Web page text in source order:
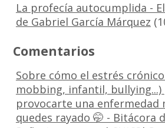
La profecía autocumplida -
de Gabriel García Márquez
Comentarios
Sobre cómo el estrés
mobbing, infantil, bullying...)
provocarte una
quedes rayado 🤭 - Bitácora